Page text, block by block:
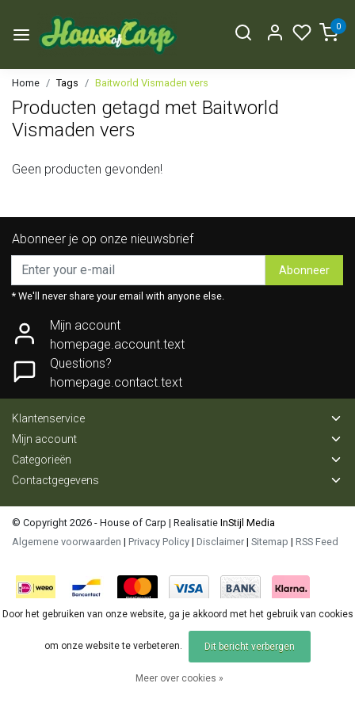
0
Home Tags Baitworld Vismaden vers
Producten getagd met Baitworld
Vismaden vers
Geen producten gevonden!
Abonneer je op onze nieuwsbrief
Abonneer
* We'll never share your email with anyone else.
Mijn account
homepage.account.text
Questions?
homepage.contact.text
Klantenservice
Mijn account
Categorieën
Contactgegevens
© Copyright 2026 - House of Carp | Realisatie InStijl Media
Algemene voorwaarden | Privacy Policy | Disclaimer | Sitemap | RSS Feed
Door het gebruiken van onze website, ga je akkoord met het gebruik van cookies
om onze website te verbeteren. Dit bericht verbergen
Meer over cookies »